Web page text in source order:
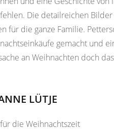
Die detailreichen Bilder
für die ganze Familie.
gemacht und
an Weihnachten doch
LÜTJE